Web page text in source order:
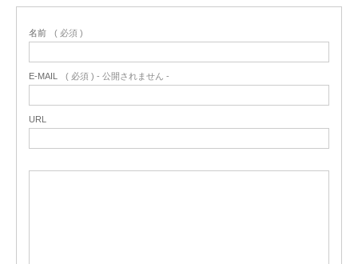
名前 ( 必須 )
E-MAIL ( 必須 ) - 公開されません -
URL